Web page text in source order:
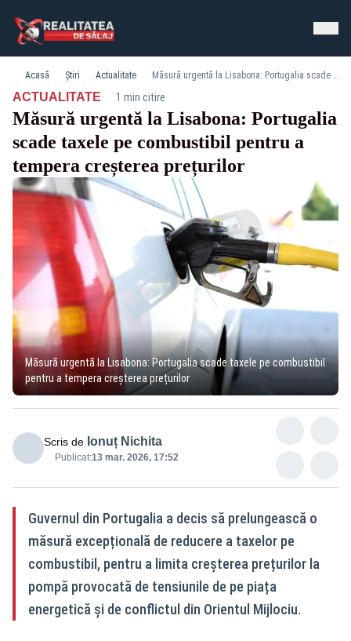
Acasă Știri Actualitate Măsură urgentă la Lisabona: Portugalia scade taxele pe combustibil pentru a tempera creșterea prețurilor
ACTUALITATE· 1 min citire
Măsură urgentă la Lisabona: Portugalia
scade taxele pe combustibil pentru a
tempera creșterea prețurilor
Măsură urgentă la Lisabona: Portugalia scade taxele pe combustibil
pentru a tempera creșterea prețurilor
Scris de Ionuț Nichita
Publicat:13 mar. 2026, 17:52
Guvernul din Portugalia a decis să prelungească o
măsură excepțională de reducere a taxelor pe
combustibil, pentru a limita creșterea prețurilor la
pompă provocată de tensiunile de pe piața
energetică și de conflictul din Orientul Mijlociu.